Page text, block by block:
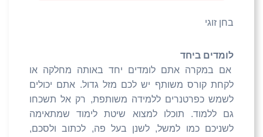
בחן זוגי
לומדים ביחד
אם במקרה אתם לומדים יחד באותה מחלקה או
לקחת קורס משותף יש לכם מזל גדול. אתם יכולים
לשמש כפרטנרים ללמידה משותפת, רק אל תשכחו
גם ללמוד. תוכלו למצוא שיטת לימוד שמתאימה
לשניכם כמו למשל, לשנן בעל פה, לכתוב ולסכם,